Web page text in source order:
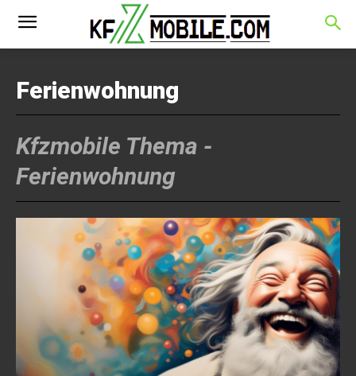
Ferienwohnung
Kfzmobile Thema -
Ferienwohnung